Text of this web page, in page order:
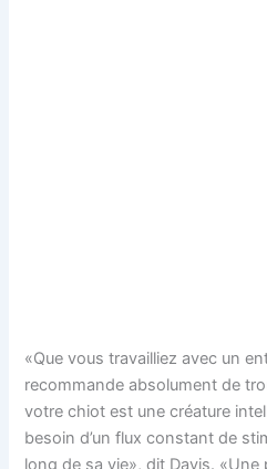
«Que vous travailliez avec un
recommande absolument de
votre chiot est une créature
besoin d’un flux constant de